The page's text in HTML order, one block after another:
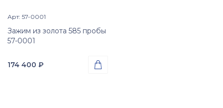
 Просмотр изделия
Арт: 57-0001
Зажим из золота 585 пробы
57-0001
174 400 ₽ 